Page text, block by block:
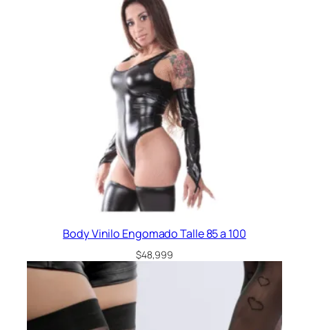
era:
$32,999.
Body Vinilo Engomado Talle 85 a 100
$48,999